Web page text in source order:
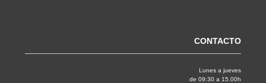
CONTACTO
Lunes a jueves
de 09:30 a 15.00h